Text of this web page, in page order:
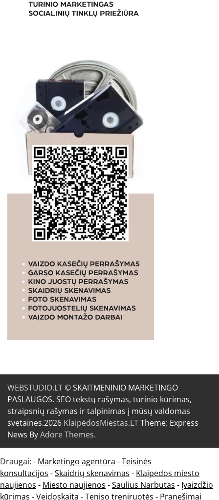
WEBSTUDIO.LT© SKAITMENINIO MARKETINGO
PASLAUGOS. SEO tekstų rašymas, turinio kūrimas,
straipsnių rašymas ir talpinimas į mūsų valdomas
svetaines.2026 KlaipėdosMiestas.LTTheme: Express
News ByAdore Themes.
Draugai: - Marketingo agentūra -Teisinės
konsultacijos -Skaidrių skenavimas - Klaipedos miesto
naujienos - Miesto naujienos -Saulius Narbutas - Įvaizdžio
kūrimas -Veidoskaita -Teniso treniruotės - Pranešimai